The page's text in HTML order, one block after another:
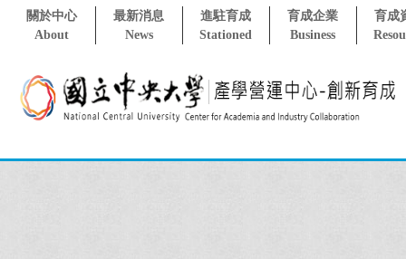
關於中心
About
最新消息
News
進駐育成
Stationed
育成企業
Business
育成